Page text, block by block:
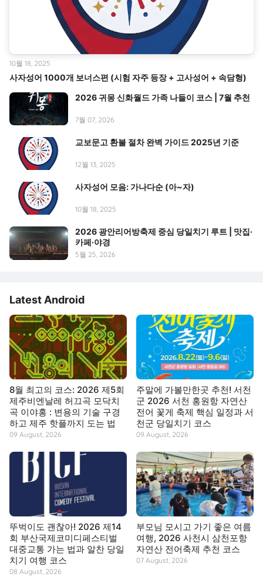
사자성어 1000개 보너스편 (시험 자주 등장 + 고사성어 + 속담형)
10월 18, 2025
2026 귀몽 신화월드 가족 나들이 코스 | 7월 추천
7월 07, 2026
교보문고 환불 절차 완벽 가이드 2025년 기준
12월 13, 2025
사자성어 모음: 가나다순 (아~자)
10월 18, 2025
2026 광안리어방축제 중심 당일치기 루트 | 맛집·
카페·야경
5월 25, 2026
Latest Android
8월 최고의 코스: 2026 제5회
제주비엔날레 허끄곡 모닥치
곡 이야홍 : 변용의 기술 구경
하고 제주 핫플까지 도는 법
09 August, 2026
주말에 가볼만한곳 추천! 서천
군 2026 서천 홍원항 자연산
전어 꽃게 축제 핵심 일정과 서
천군 당일치기 코스
09 August, 2026
뚜벅이도 괜찮아! 2026 제14
회 부산국제코미디페스티벌
대중교통 가는 법과 알찬 당일
치기 여행 코스
08 August, 2026
부모님 모시고 가기 좋은 여름
여행, 2026 사천시 삼천포항
자연산 전어축제 추천 코스
07 August, 2026